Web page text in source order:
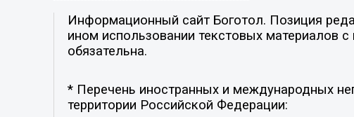
Информационный сайт Боготол. Позиция
ином использовании текстовых материалов
обязательна.
* Перечень иностранных и международных
территории Российской Федерации: